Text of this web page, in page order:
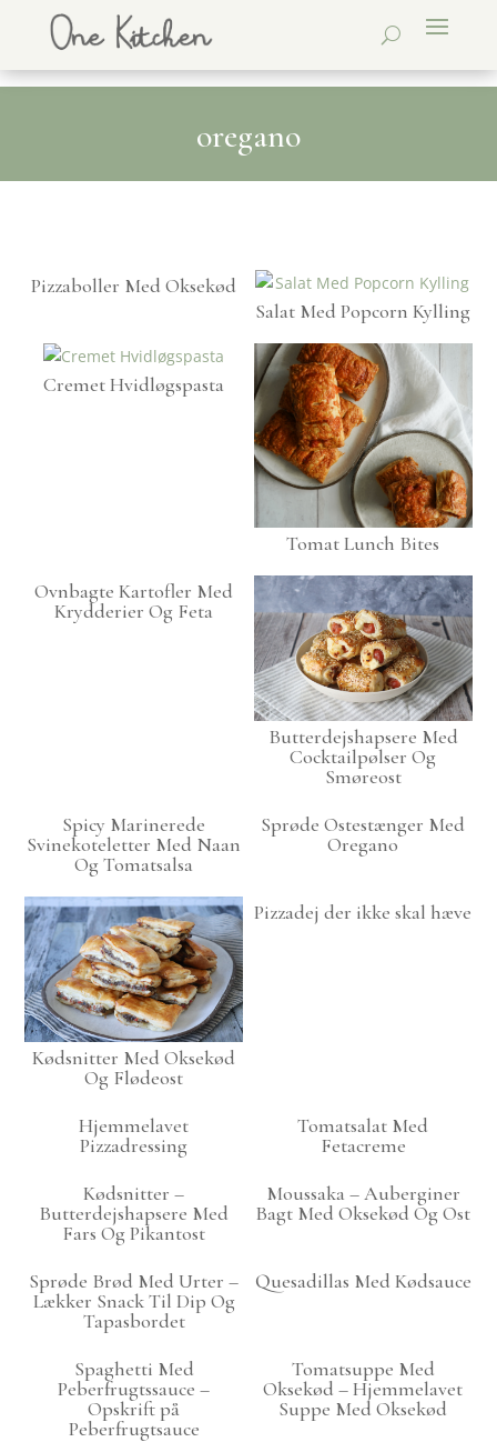
oregano
Pizzaboller Med Oksekød
Salat Med Popcorn Kylling
Cremet Hvidløgspasta
Tomat Lunch Bites
Ovnbagte Kartofler Med
Krydderier Og Feta
Butterdejshapsere Med
Cocktailpølser Og
Smøreost
Spicy Marinerede
Svinekoteletter Med Naan
Og Tomatsalsa
Sprøde Ostestænger Med
Oregano
Kødsnitter Med Oksekød
Og Flødeost
Pizzadej der ikke skal hæve
Hjemmelavet
Pizzadressing
Tomatsalat Med
Fetacreme
Kødsnitter –
Butterdejshapsere Med
Fars Og Pikantost
Moussaka – Auberginer
Bagt Med Oksekød Og Ost
Sprøde Brød Med Urter –
Lækker Snack Til Dip Og
Tapasbordet
Quesadillas Med Kødsauce
Spaghetti Med
Peberfrugtssauce –
Opskrift på
Peberfrugtsauce
Tomatsuppe Med
Oksekød – Hjemmelavet
Suppe Med Oksekød